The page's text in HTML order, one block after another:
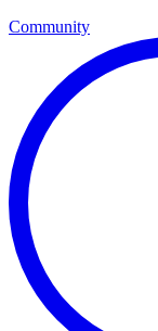
Community